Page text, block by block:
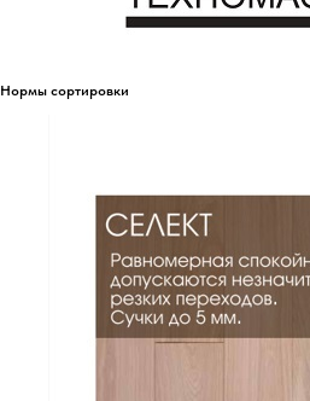
Нормы сортировки